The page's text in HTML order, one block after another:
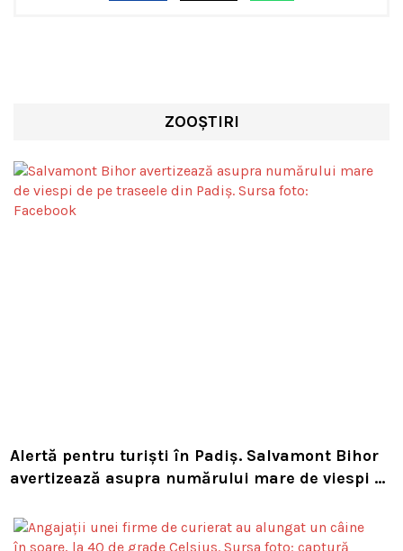
ZOOȘTIRI
Alertă pentru turiști în Padiș. Salvamont Bihor
avertizează asupra numărului mare de viespi de